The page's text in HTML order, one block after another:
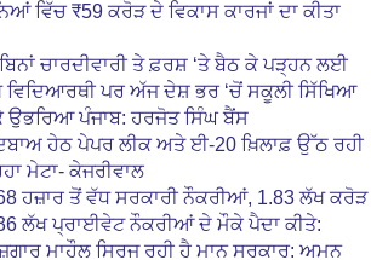
ਵਿੱਚ ₹59 ਕਰੋੜ ਦੇ ਵਿਕਾਸ ਕਾਰਜਾਂ ਦਾ ਕੀਤਾ
ਚਾਰਦੀਵਾਰੀ ਤੇ ਫ਼ਰਸ਼ ‘ਤੇ ਬੈਠ ਕੇ ਪੜ੍ਹਨ ਲਈ
ਪਰ ਅੱਜ ਦੇਸ਼ ਭਰ ‘ਚੋਂ ਸਕੂਲੀ ਸਿੱਖਿਆ
ਉਭਰਿਆ ਪੰਜਾਬ: ਹਰਜੋਤ ਸਿੰਘ ਬੈਂਸ
ਹੇਠ ਪੇਪਰ ਲੀਕ ਅਤੇ ਈ-20 ਖ਼ਿਲਾਫ਼ ਉੱਠ ਰਹੀ
ਮੇਟਾ- ਕੇਜਰੀਵਾਲ
68 ਹਜ਼ਾਰ ਤੋਂ ਵੱਧ ਸਰਕਾਰੀ ਨੌਕਰੀਆਂ, 1.83 ਲੱਖ ਕਰੋੜ
ਲੱਖ ਪ੍ਰਾਈਵੇਟ ਨੌਕਰੀਆਂ ਦੇ ਮੌਕੇ ਪੈਦਾ ਕੀਤੇ:
ਮਾਹੌਲ ਸਿਰਜ ਰਹੀ ਹੈ ਮਾਨ ਸਰਕਾਰ: ਅਮਨ